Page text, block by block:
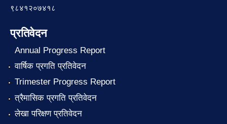
९८४१२०७४१८
प्रतिवेदन
Annual Progress Report
वार्षिक प्रगति प्रतिवेदन
Trimester Progress Report
त्रैमासिक प्रगति प्रतिवेदन
लेखा परिक्षण प्रतिवेदन